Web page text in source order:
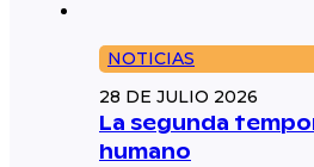
NOTICIAS
28 DE JULIO 2026
La segunda
humano